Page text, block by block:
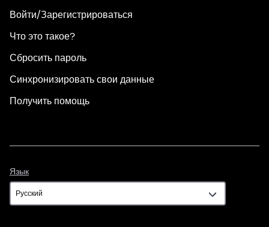
Войти/Зарегистрироваться
Что это такое?
Сбросить пароль
Синхронизировать свои данные
Получить помощь
Язык